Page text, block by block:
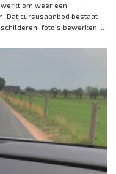
om weer een
Dat cursusaanbod bestaat
foto's bewerken,...